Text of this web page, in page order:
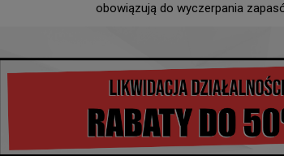
obowiązują do wyczerpania